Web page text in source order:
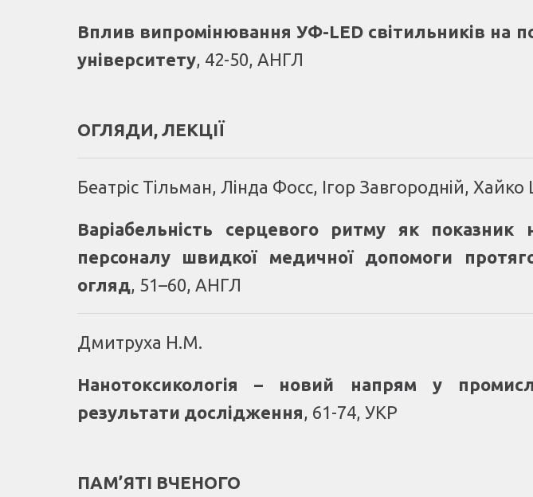
Вплив випромінювання УФ-LED світильників на
університету, 42-50, АНГЛ
ОГЛЯДИ, ЛЕКЦІЇ
Беатріс Тільман, Лінда Фосс, Ігор Завгородній,
Варіабельність серцевого ритму як показник
персоналу швидкої медичної допомоги
огляд, 51–60, АНГЛ
Дмитруха Н.М.
Нанотоксикологія – новий напрям у
результати дослідження, 61-74, УКР
ПАМ’ЯТІ ВЧЕНОГО